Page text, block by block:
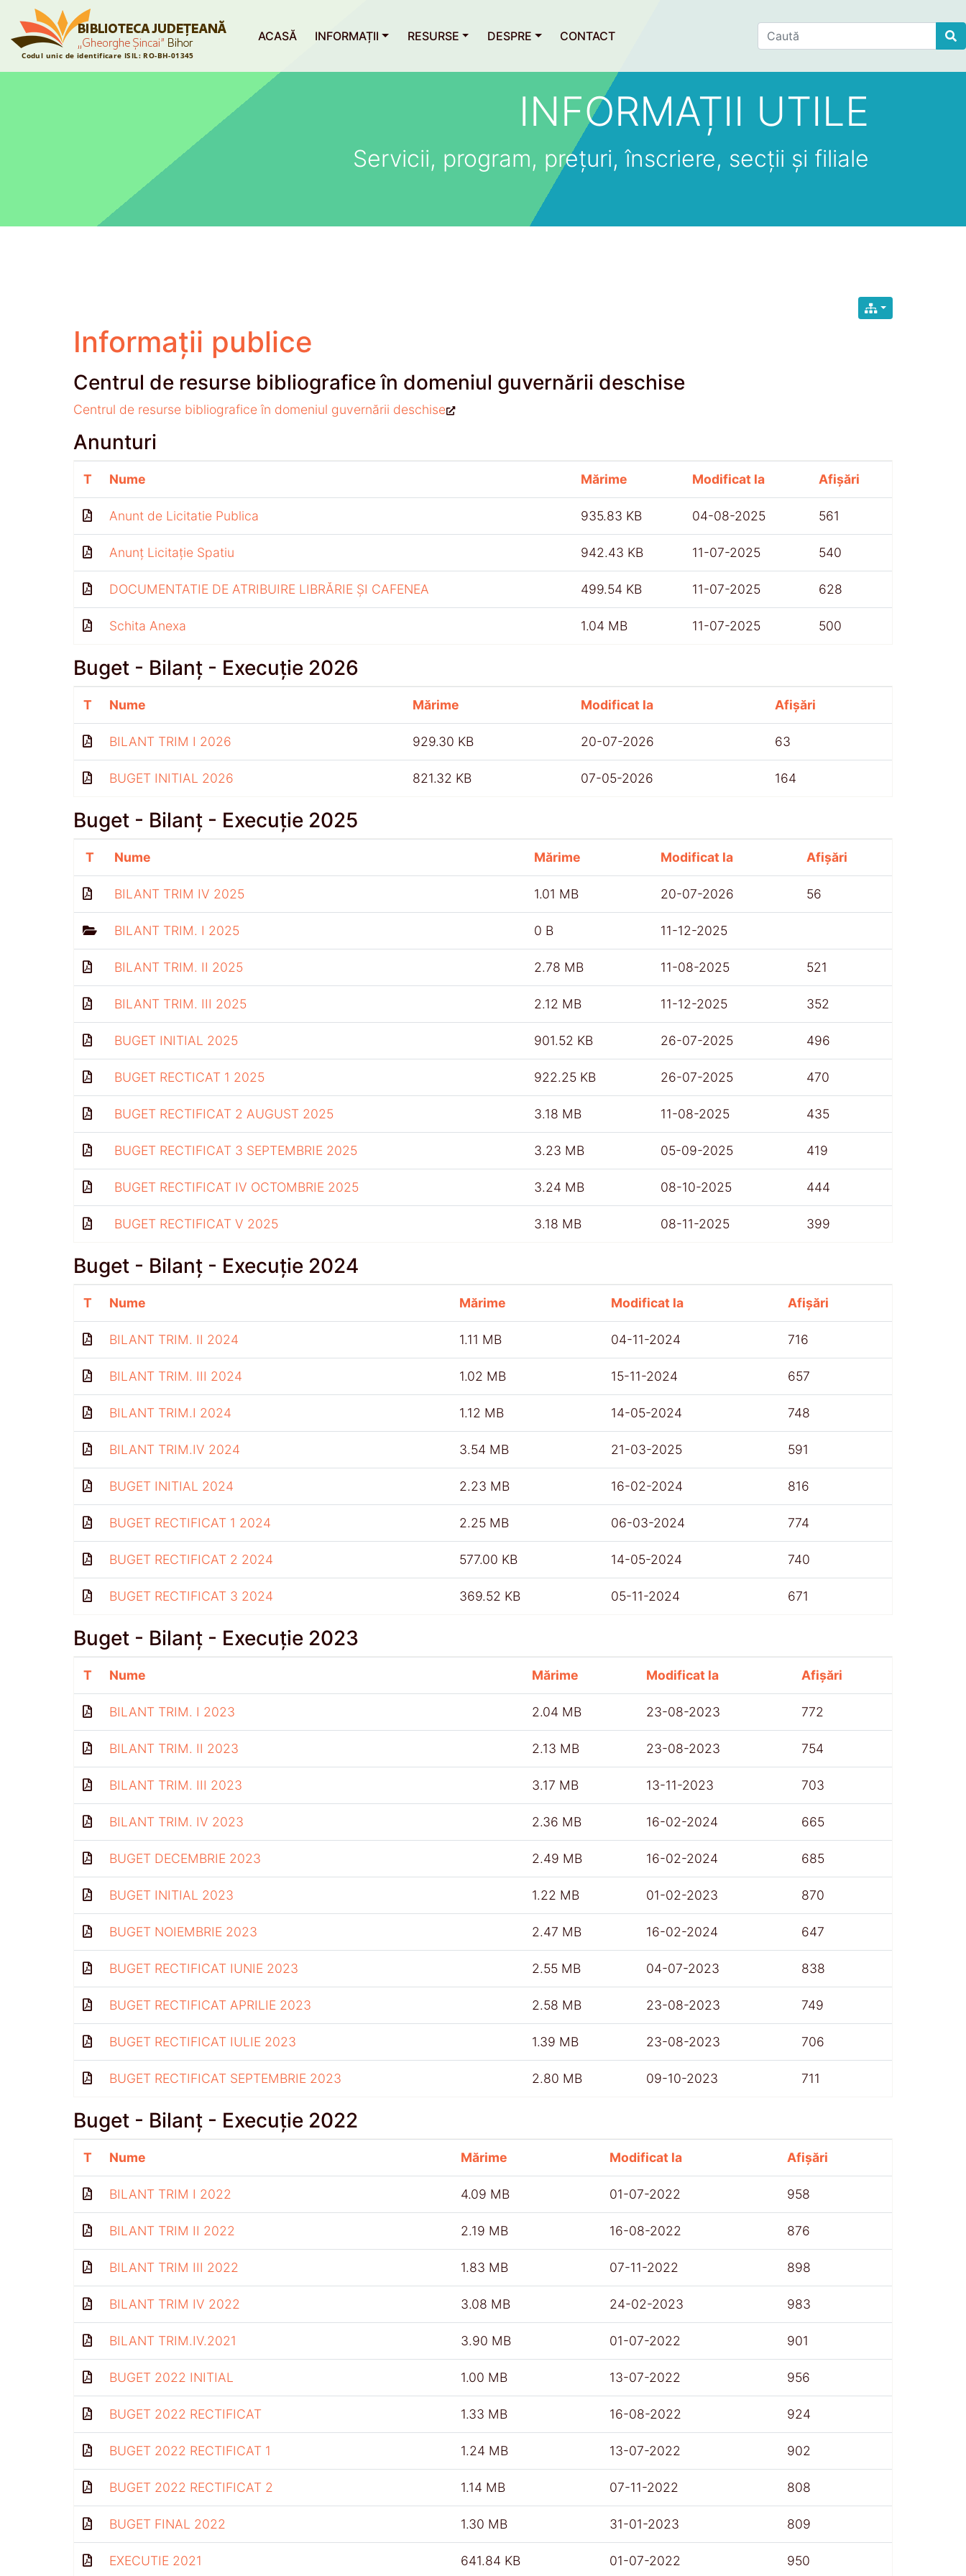
ACASĂ INFORMAȚII RESURSE DESPRE CONTACT
Find
INFORMAȚII UTILE
Servicii, program, prețuri, înscriere, secții și filiale
Informații publice
Centrul de resurse bibliografice în domeniul guvernării deschise
Centrul de resurse bibliografice în domeniul guvernării deschise
Anunturi
T Nume Mărime Modificat la Afișări
Anunt de Licitatie Publica 935.83 KB 04-08-2025 561
Anunț Licitație Spatiu 942.43 KB 11-07-2025 540
DOCUMENTATIE DE ATRIBUIRE LIBRĂRIE ȘI CAFENEA 499.54 KB 11-07-2025 628
Schita Anexa 1.04 MB 11-07-2025 500
Buget - Bilanț - Execuție 2026
T Nume Mărime Modificat la Afișări
BILANT TRIM I 2026 929.30 KB 20-07-2026 63
BUGET INITIAL 2026 821.32 KB 07-05-2026 164
Buget - Bilanț - Execuție 2025
T Nume Mărime Modificat la Afișări
BILANT TRIM IV 2025 1.01 MB 20-07-2026 56
BILANT TRIM. I 2025 0 B 11-12-2025
BILANT TRIM. II 2025 2.78 MB 11-08-2025 521
BILANT TRIM. III 2025 2.12 MB 11-12-2025 352
BUGET INITIAL 2025 901.52 KB 26-07-2025 496
BUGET RECTICAT 1 2025 922.25 KB 26-07-2025 470
BUGET RECTIFICAT 2 AUGUST 2025 3.18 MB 11-08-2025 435
BUGET RECTIFICAT 3 SEPTEMBRIE 2025 3.23 MB 05-09-2025 419
BUGET RECTIFICAT IV OCTOMBRIE 2025 3.24 MB 08-10-2025 444
BUGET RECTIFICAT V 2025 3.18 MB 08-11-2025 399
Buget - Bilanț - Execuție 2024
T Nume Mărime Modificat la Afișări
BILANT TRIM. II 2024 1.11 MB 04-11-2024 716
BILANT TRIM. III 2024 1.02 MB 15-11-2024 657
BILANT TRIM.I 2024 1.12 MB 14-05-2024 748
BILANT TRIM.IV 2024 3.54 MB 21-03-2025 591
BUGET INITIAL 2024 2.23 MB 16-02-2024 816
BUGET RECTIFICAT 1 2024 2.25 MB 06-03-2024 774
BUGET RECTIFICAT 2 2024 577.00 KB 14-05-2024 740
BUGET RECTIFICAT 3 2024 369.52 KB 05-11-2024 671
Buget - Bilanț - Execuție 2023
T Nume Mărime Modificat la Afișări
BILANT TRIM. I 2023 2.04 MB 23-08-2023 772
BILANT TRIM. II 2023 2.13 MB 23-08-2023 754
BILANT TRIM. III 2023 3.17 MB 13-11-2023 703
BILANT TRIM. IV 2023 2.36 MB 16-02-2024 665
BUGET DECEMBRIE 2023 2.49 MB 16-02-2024 685
BUGET INITIAL 2023 1.22 MB 01-02-2023 870
BUGET NOIEMBRIE 2023 2.47 MB 16-02-2024 647
BUGET RECTIFICAT IUNIE 2023 2.55 MB 04-07-2023 838
BUGET RECTIFICAT APRILIE 2023 2.58 MB 23-08-2023 749
BUGET RECTIFICAT IULIE 2023 1.39 MB 23-08-2023 706
BUGET RECTIFICAT SEPTEMBRIE 2023 2.80 MB 09-10-2023 711
Buget - Bilanț - Execuție 2022
T Nume Mărime Modificat la Afișări
BILANT TRIM I 2022 4.09 MB 01-07-2022 958
BILANT TRIM II 2022 2.19 MB 16-08-2022 876
BILANT TRIM III 2022 1.83 MB 07-11-2022 898
BILANT TRIM IV 2022 3.08 MB 24-02-2023 983
BILANT TRIM.IV.2021 3.90 MB 01-07-2022 901
BUGET 2022 INITIAL 1.00 MB 13-07-2022 956
BUGET 2022 RECTIFICAT 1.33 MB 16-08-2022 924
BUGET 2022 RECTIFICAT 1 1.24 MB 13-07-2022 902
BUGET 2022 RECTIFICAT 2 1.14 MB 07-11-2022 808
BUGET FINAL 2022 1.30 MB 31-01-2023 809
EXECUTIE 2021 641.84 KB 01-07-2022 950